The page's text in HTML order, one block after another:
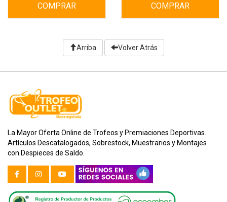
COMPRAR COMPRAR
Arriba Volver Atrás
La Mayor Oferta Online de Trofeos y Premiaciones Deportivas.
Artículos Descatalogados, Sobrestock, Muestrarios y Montajes
con Despieces de Saldo.